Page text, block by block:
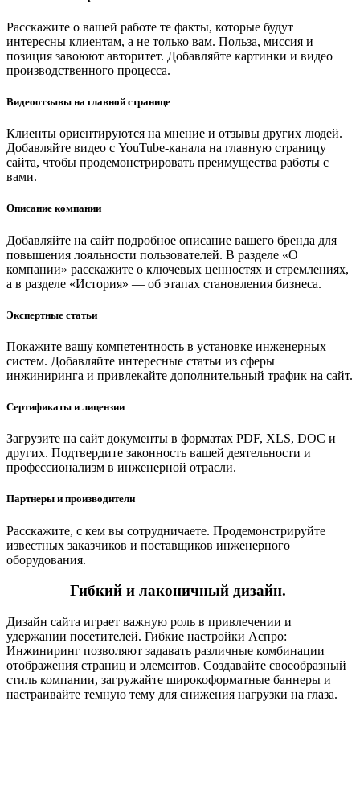
Расскажите о вашей работе те факты, которые будут
интересны клиентам, а не только вам. Польза, миссия и
позиция завоюют авторитет. Добавляйте картинки и видео
производственного процесса.
Видеоотзывы на главной странице
Клиенты ориентируются на мнение и отзывы других людей.
Добавляйте видео с YouTube-канала на главную страницу
сайта, чтобы продемонстрировать преимущества работы с
вами.
Описание компании
Добавляйте на сайт подробное описание вашего бренда для
повышения лояльности пользователей. В разделе «О
компании» расскажите о ключевых ценностях и стремлениях,
а в разделе «История» — об этапах становления бизнеса.
Экспертные статьи
Покажите вашу компетентность в установке инженерных
систем. Добавляйте интересные статьи из сферы
инжиниринга и привлекайте дополнительный трафик на сайт.
Сертификаты и лицензии
Загрузите на сайт документы в форматах PDF, XLS, DOC и
других. Подтвердите законность вашей деятельности и
профессионализм в инженерной отрасли.
Партнеры и производители
Расскажите, с кем вы сотрудничаете. Продемонстрируйте
известных заказчиков и поставщиков инженерного
оборудования.
Гибкий и лаконичный дизайн.
Дизайн сайта играет важную роль в привлечении и
удержании посетителей. Гибкие настройки Аспро:
Инжиниринг позволяют задавать различные комбинации
отображения страниц и элементов. Создавайте своеобразный
стиль компании, загружайте широкоформатные баннеры и
настраивайте темную тему для снижения нагрузки на глаза.